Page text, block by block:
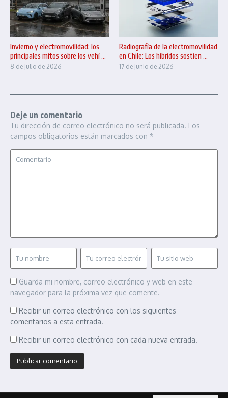
Invierno y electromovilidad: los
principales mitos sobre los vehí ...
8 de julio de 2026
Radiografía de la electromovilidad
en Chile: Los híbridos sostien ...
17 de junio de 2026
Deje un comentario
Tu dirección de correo electrónico no será publicada. Los
campos obligatorios están marcados con *
Guarda mi nombre, correo electrónico y web en este
navegador para la próxima vez que comente.
Recibir un correo electrónico con los siguientes
comentarios a esta entrada.
Recibir un correo electrónico con cada nueva entrada.